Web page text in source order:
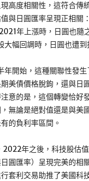
高度相關性，這符合傳
與日圓匯率呈現正相關
年上漲時，日圓也隨
幅回調時，日圓也遭到
開始，這種關聯性發生
美債價格脫鉤，還與日
意的是，這個轉變恰好
無論是絕對值還是與美
的負利率區間。
2022年之後，科技股估
圓匯率）呈現完美的相
套利交易助推了美國科